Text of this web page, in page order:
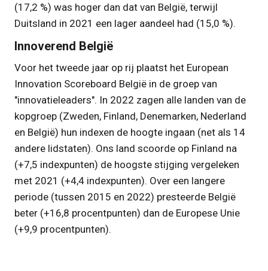
(17,2 %) was hoger dan dat van België, terwijl
Duitsland in 2021 een lager aandeel had (15,0 %).
Innoverend België
Voor het tweede jaar op rij plaatst het European
Innovation Scoreboard België in de groep van
"innovatieleaders". In 2022 zagen alle landen van de
kopgroep (Zweden, Finland, Denemarken, Nederland
en België) hun indexen de hoogte ingaan (net als 14
andere lidstaten). Ons land scoorde op Finland na
(+7,5 indexpunten) de hoogste stijging vergeleken
met 2021 (+4,4 indexpunten). Over een langere
periode (tussen 2015 en 2022) presteerde België
beter (+16,8 procentpunten) dan de Europese Unie
(+9,9 procentpunten).